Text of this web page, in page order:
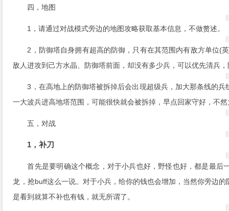
四，地图
1，请通过对战模式旁边的地图攻略获取基本信息，不做赘述。
2，防御塔自身拥有超高的防御，只有在其范围内有敌方单位(
敌人进攻到己方水晶、防御塔前面，却没有多少兵，可以优先清兵
3，在高地上的防御塔被拆掉后会出现超级兵，加大那条线的
一大波兵进高地塔范围，可能很快就会被拆掉，早点回家守好，不
五，对战
1，补刀
首先是要明确这个概念，对于小兵也好，野怪也好，都是最
龙，抢buff这么一说。对于小兵，给你的钱也会增加，当然你旁边
是看到就算不补也有钱，就无所谓了。